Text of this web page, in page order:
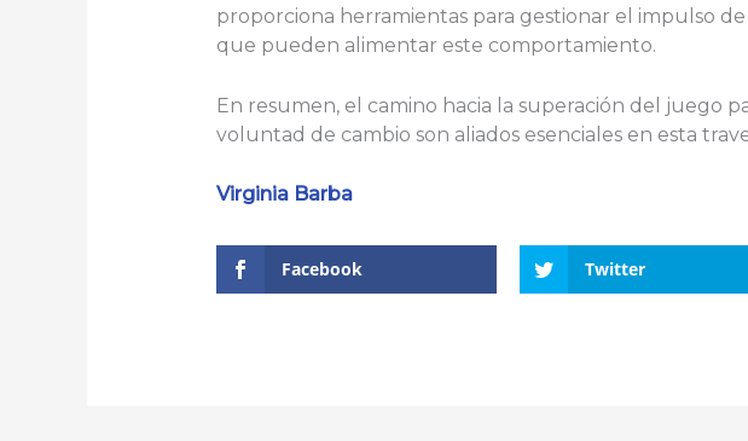
proporciona herramientas para gestionar el impulso
que pueden alimentar este comportamiento.
En resumen, el camino hacia la superación del juego
voluntad de cambio son aliados esenciales en esta
Virginia Barba
Facebook Twitter